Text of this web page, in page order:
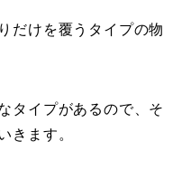
だけを覆うタイプの物
タイプがあるので、そ
きます。